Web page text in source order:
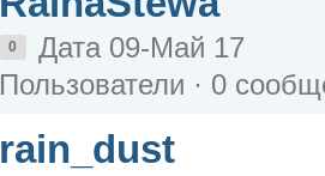
0
Дата 09-Май 17
Пользователи · 0
rain_dust